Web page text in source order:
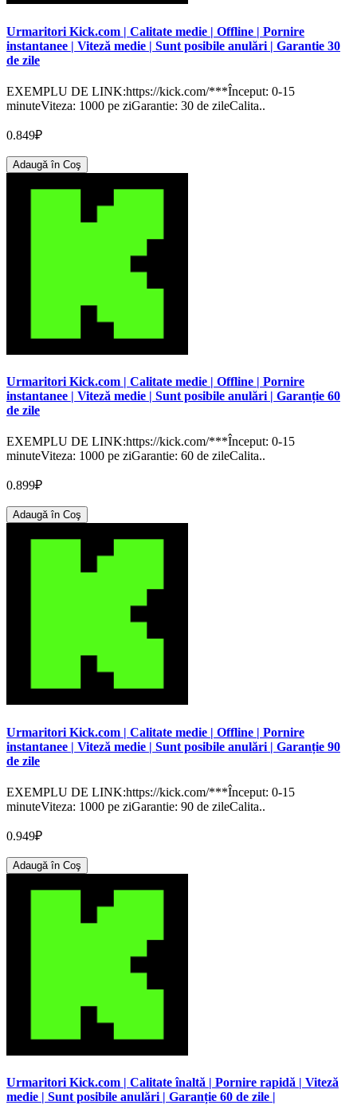
Urmaritori Kick.com | Calitate medie | Offline | Pornire
instantanee | Viteză medie | Sunt posibile anulări | Garantie 30
de zile
EXEMPLU DE LINK:https://kick.com/***Început: 0-15
minuteViteza: 1000 pe ziGarantie: 30 de zileCalita..
0.849₽
Adaugă în Coş
Urmaritori Kick.com | Calitate medie | Offline | Pornire
instantanee | Viteză medie | Sunt posibile anulări | Garanție 60
de zile
EXEMPLU DE LINK:https://kick.com/***Început: 0-15
minuteViteza: 1000 pe ziGarantie: 60 de zileCalita..
0.899₽
Adaugă în Coş
Urmaritori Kick.com | Calitate medie | Offline | Pornire
instantanee | Viteză medie | Sunt posibile anulări | Garanție 90
de zile
EXEMPLU DE LINK:https://kick.com/***Început: 0-15
minuteViteza: 1000 pe ziGarantie: 90 de zileCalita..
0.949₽
Adaugă în Coş
Urmaritori Kick.com | Calitate înaltă | Pornire rapidă | Viteză
medie | Sunt posibile anulări | Garanție 60 de zile |